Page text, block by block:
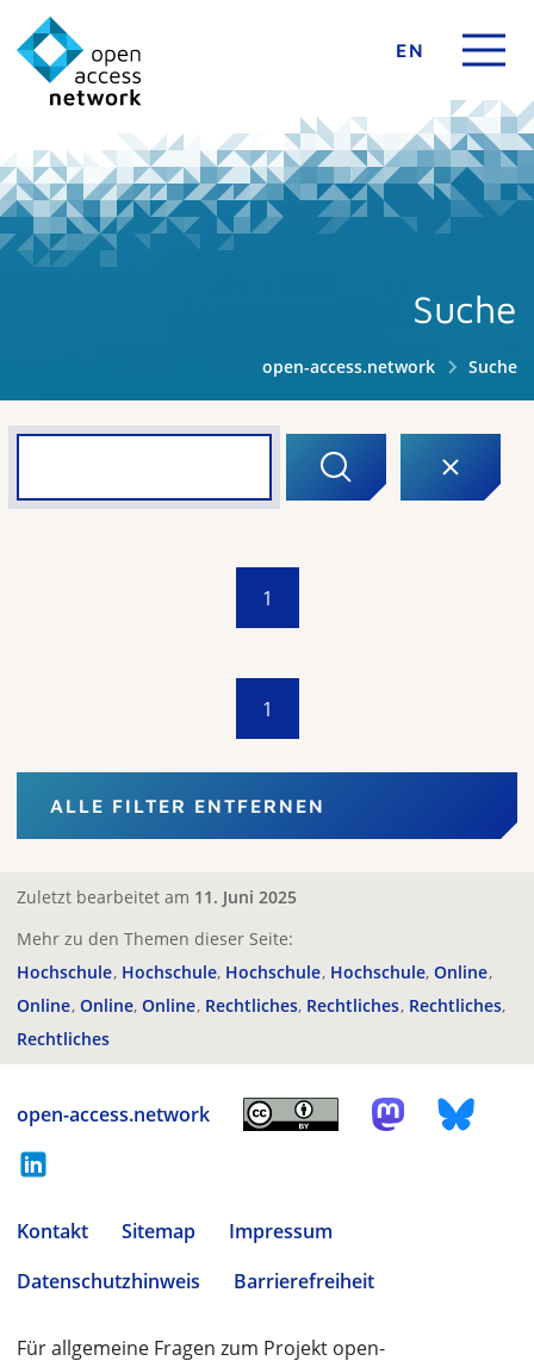
EN
Suche
open-access.network Suche
1
1
ALLE FILTER ENTFERNEN
Zuletzt bearbeitet am 11. Juni 2025
Mehr zu den Themen dieser Seite:
Hochschule Hochschule Hochschule Hochschule Online
Online Online Online Rechtliches Rechtliches Rechtliches
Rechtliches
open-access.network
Kontakt Sitemap
Impressum
Datenschutzhinweis
Barrierefreiheit
Für allgemeine Fragen zum Projekt open-